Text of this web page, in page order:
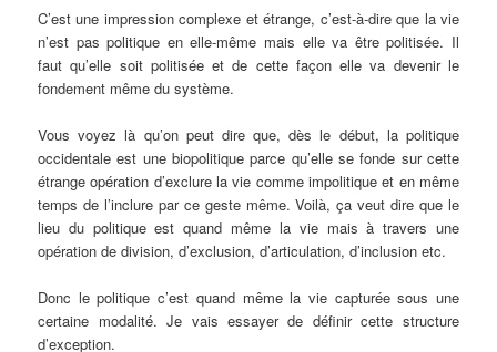
C’est une impression complexe et étrange, c’est-à-dire que la vie
n’est pas politique en elle-même mais elle va être politisée. Il
faut qu’elle soit politisée et de cette façon elle va devenir le
fondement même du système.
Vous voyez là qu’on peut dire que, dès le début, la politique
occidentale est une biopolitique parce qu’elle se fonde sur cette
étrange opération d’exclure la vie comme impolitique et en même
temps de l’inclure par ce geste même. Voilà, ça veut dire que le
lieu du politique est quand même la vie mais à travers une
opération de division, d’exclusion, d’articulation, d’inclusion etc.
Donc le politique c’est quand même la vie capturée sous une
certaine modalité. Je vais essayer de définir cette structure
d’exception.